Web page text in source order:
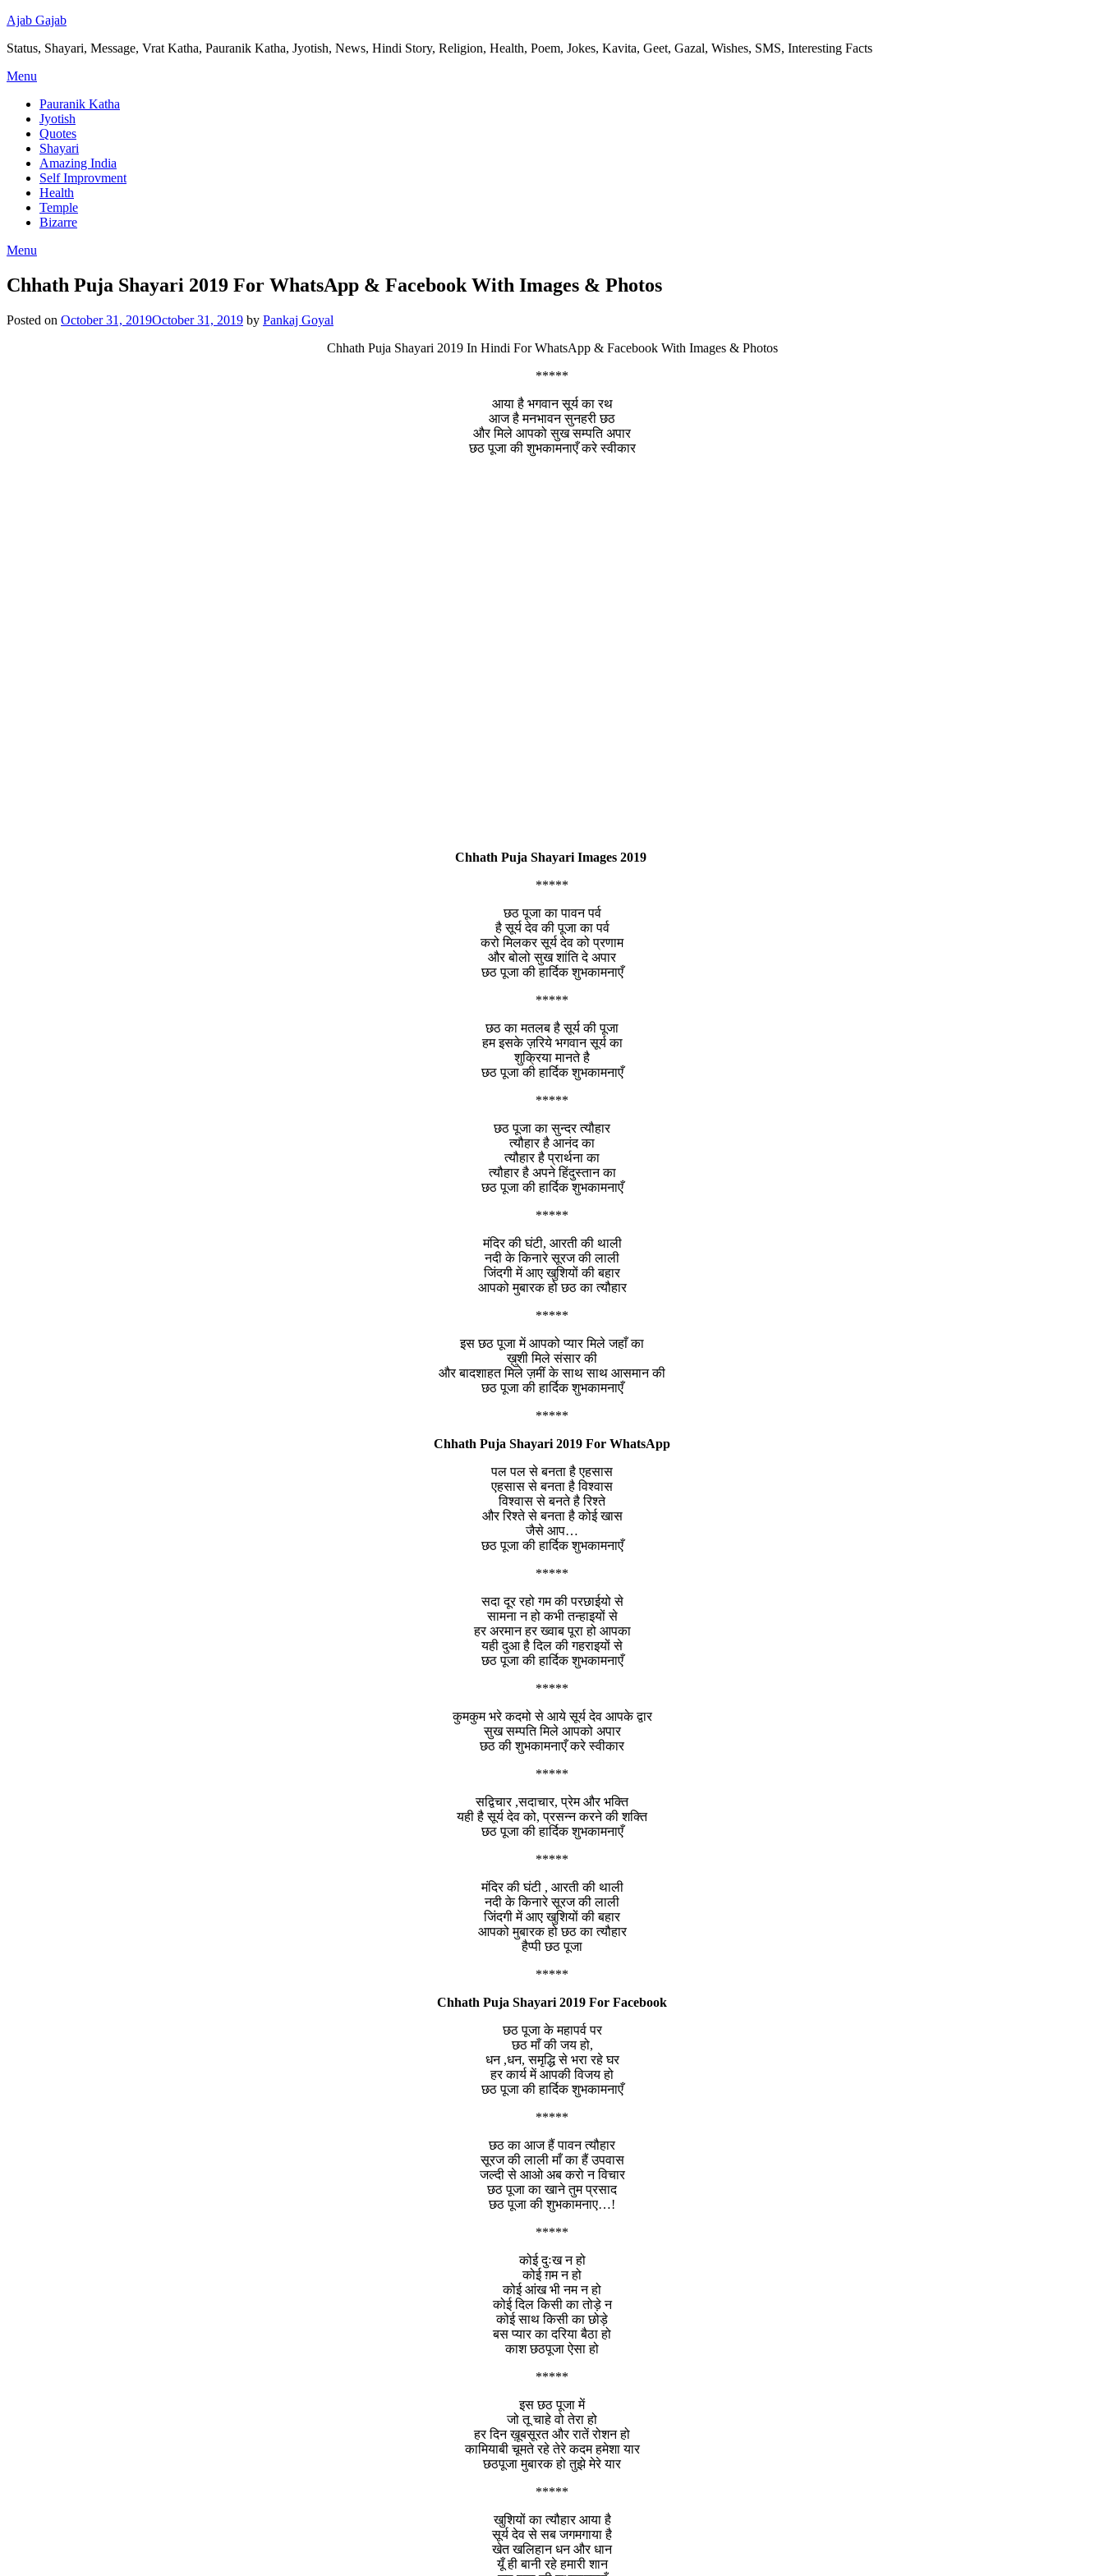
Ajab Gajab
Status, Shayari, Message, Vrat Katha, Pauranik Katha, Jyotish, News, Hindi Story, Religion, Health, Poem, Jokes, Kavita, Geet, Gazal, Wishes, SMS, Interesting Facts
Menu
Pauranik Katha
Jyotish
Quotes
Shayari
Amazing India
Self Improvment
Health
Temple
Bizarre
Menu
Chhath Puja Shayari 2019 For WhatsApp & Facebook With Images & Photos
Posted on October 31, 2019October 31, 2019 by Pankaj Goyal
Chhath Puja Shayari 2019 In Hindi For WhatsApp & Facebook With Images & Photos
*****
आया है भगवान सूर्य का रथ
आज है मनभावन सुनहरी छठ
और मिले आपको सुख सम्पति अपार
छठ पूजा की शुभकामनाएँ करे स्वीकार
Chhath Puja Shayari Images 2019
*****
छठ पूजा का पावन पर्व
है सूर्य देव की पूजा का पर्व
करो मिलकर सूर्य देव को प्रणाम
और बोलो सुख शांति दे अपार
छठ पूजा की हार्दिक शुभकामनाएँ
*****
छठ का मतलब है सूर्य की पूजा
हम इसके ज़रिये भगवान सूर्य का
शुक्रिया मानते है
छठ पूजा की हार्दिक शुभकामनाएँ
*****
छठ पूजा का सुन्दर त्यौहार
त्यौहार है आनंद का
त्यौहार है प्रार्थना का
त्यौहार है अपने हिंदुस्तान का
छठ पूजा की हार्दिक शुभकामनाएँ
*****
मंदिर की घंटी, आरती की थाली
नदी के किनारे सूरज की लाली
जिंदगी में आए खुशियों की बहार
आपको मुबारक हो छठ का त्यौहार
*****
इस छठ पूजा में आपको प्यार मिले जहाँ का
ख़ुशी मिले संसार की
और बादशाहत मिले ज़मीं के साथ साथ आसमान की
छठ पूजा की हार्दिक शुभकामनाएँ
*****
Chhath Puja Shayari 2019 For WhatsApp
पल पल से बनता है एहसास
एहसास से बनता है विश्वास
विश्वास से बनते है रिश्ते
और रिश्ते से बनता है कोई खास
जैसे आप…
छठ पूजा की हार्दिक शुभकामनाएँ
*****
सदा दूर रहो गम की परछाईयो से
सामना न हो कभी तन्हाइयों से
हर अरमान हर ख्वाब पूरा हो आपका
यही दुआ है दिल की गहराइयों से
छठ पूजा की हार्दिक शुभकामनाएँ
*****
कुमकुम भरे कदमो से आये सूर्य देव आपके द्वार
सुख सम्पति मिले आपको अपार
छठ की शुभकामनाएँ करे स्वीकार
*****
सद्विचार ,सदाचार, प्रेम और भक्ति
यही है सूर्य देव को, प्रसन्न करने की शक्ति
छठ पूजा की हार्दिक शुभकामनाएँ
*****
मंदिर की घंटी , आरती की थाली
नदी के किनारे सूरज की लाली
जिंदगी में आए खुशियों की बहार
आपको मुबारक हो छठ का त्यौहार
हैप्पी छठ पूजा
*****
Chhath Puja Shayari 2019 For Facebook
छठ पूजा के महापर्व पर
छठ माँ की जय हो,
धन ,धन, समृद्धि से भरा रहे घर
हर कार्य में आपकी विजय हो
छठ पूजा की हार्दिक शुभकामनाएँ
*****
छठ का आज हैं पावन त्यौहार
सूरज की लाली माँ का हैं उपवास
जल्दी से आओ अब करो न विचार
छठ पूजा का खाने तुम प्रसाद
छठ पूजा की शुभकामनाए…!
*****
कोई दुःख न हो
कोई ग़म न हो
कोई आंख भी नम न हो
कोई दिल किसी का तोड़े न
कोई साथ किसी का छोड़े
बस प्यार का दरिया बैठा हो
काश छठपूजा ऐसा हो
*****
इस छठ पूजा में
जो तू चाहे वो तेरा हो
हर दिन ख़ूबसूरत और रातें रोशन हो
कामियाबी चूमते रहे तेरे कदम हमेशा यार
छठपूजा मुबारक हो तुझे मेरे यार
*****
खुशियों का त्यौहार आया है
सूर्य देव से सब जगमगाया है
खेत खलिहान धन और धान
यूँ ही बानी रहे हमारी शान